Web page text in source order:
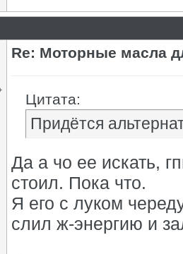
Re: Моторные масла
Цитата:
Придётся
Да а чо ее искать,
стоил. Пока что.
Я его с луком
слил ж-энергию и